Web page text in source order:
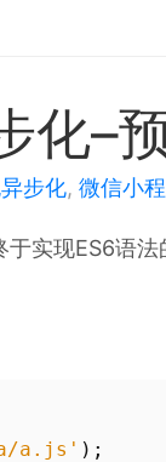
化–
步化, 微信小
实现ES6语法
a/a.js' );